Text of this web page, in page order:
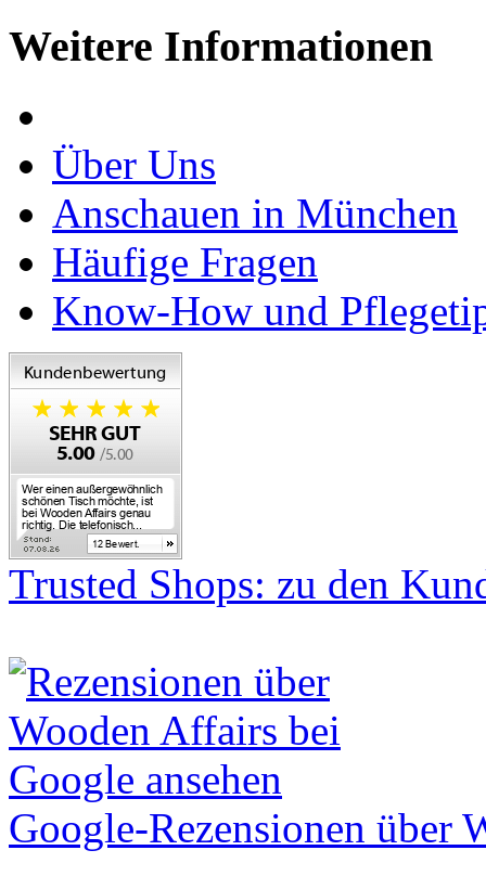
Weitere Informationen
Über Uns
Anschauen in München
Häufige Fragen
Know-How und
Trusted Shops: zu den
Google-Rezensionen über